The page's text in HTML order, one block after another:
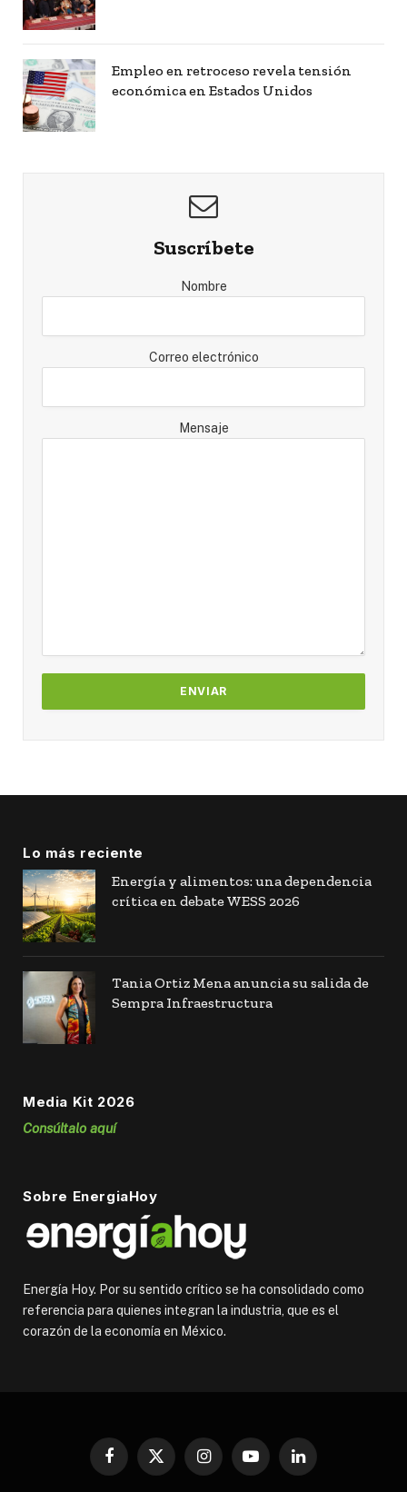
Empleo en retroceso revela tensión
económica en Estados Unidos
Suscríbete
Nombre
Correo electrónico
Mensaje
Lo más reciente
Energía y alimentos: una dependencia
crítica en debate WESS 2026
Tania Ortiz Mena anuncia su salida de
Sempra Infraestructura
Media Kit 2026
Consúltalo aquí
Sobre EnergiaHoy
Energía Hoy. Por su sentido crítico se ha consolidado como
referencia para quienes integran la industria, que es el
corazón de la economía en México.
Facebook
X
InstagramYouTubeLinkedIn